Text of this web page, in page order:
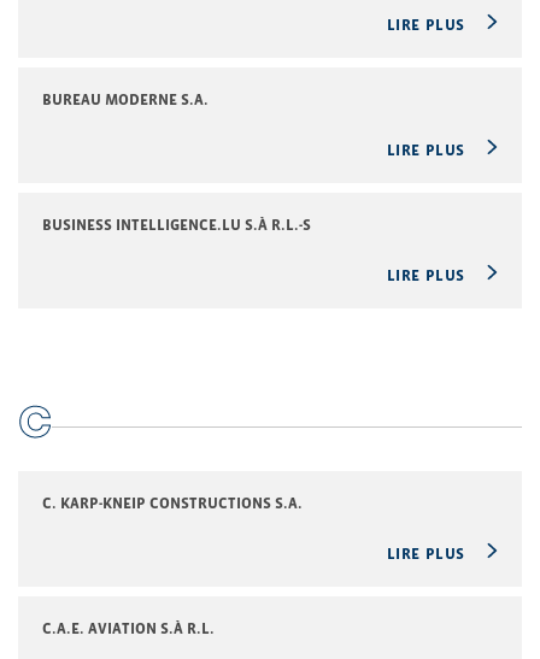
LIRE PLUS
BUREAU MODERNE S.A.
LIRE PLUS
BUSINESS INTELLIGENCE.LU S.À R.L.-S
LIRE PLUS
C
C. KARP-KNEIP CONSTRUCTIONS S.A.
LIRE PLUS
C.A.E. AVIATION S.À R.L.